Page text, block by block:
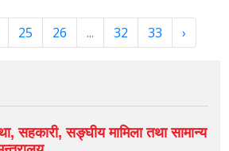
25 26 ... 32 33 ›
सहकारी, सङ्‍घीय मामिला तथा सामान्य